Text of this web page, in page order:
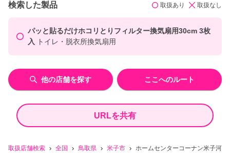
取扱店舗検索 全国 鳥取県 米子市 ホームセンターコーナン米子河崎
検索した製品 取扱あり 取扱なし
パッと貼るだけホコリとりフィルター換気扇用30cm 3枚
入
トイレ・脱衣所換気扇用
他の店舗を探す ここへのルート
URLを共有